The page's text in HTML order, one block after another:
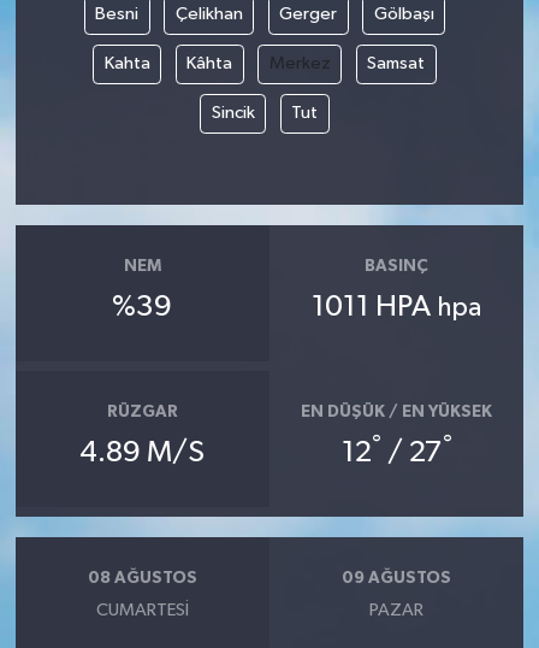
Besni Çelikhan Gerger Gölbaşı
Kahta Kâhta Merkez Samsat
Sincik Tut
NEM
%39
BASINÇ
1011 HPA hpa
RÜZGAR
4.89 M/S
EN DÜŞÜK / EN YÜKSEK
12° / 27°
08 AĞUSTOS
CUMARTESI
09 AĞUSTOS
PAZAR